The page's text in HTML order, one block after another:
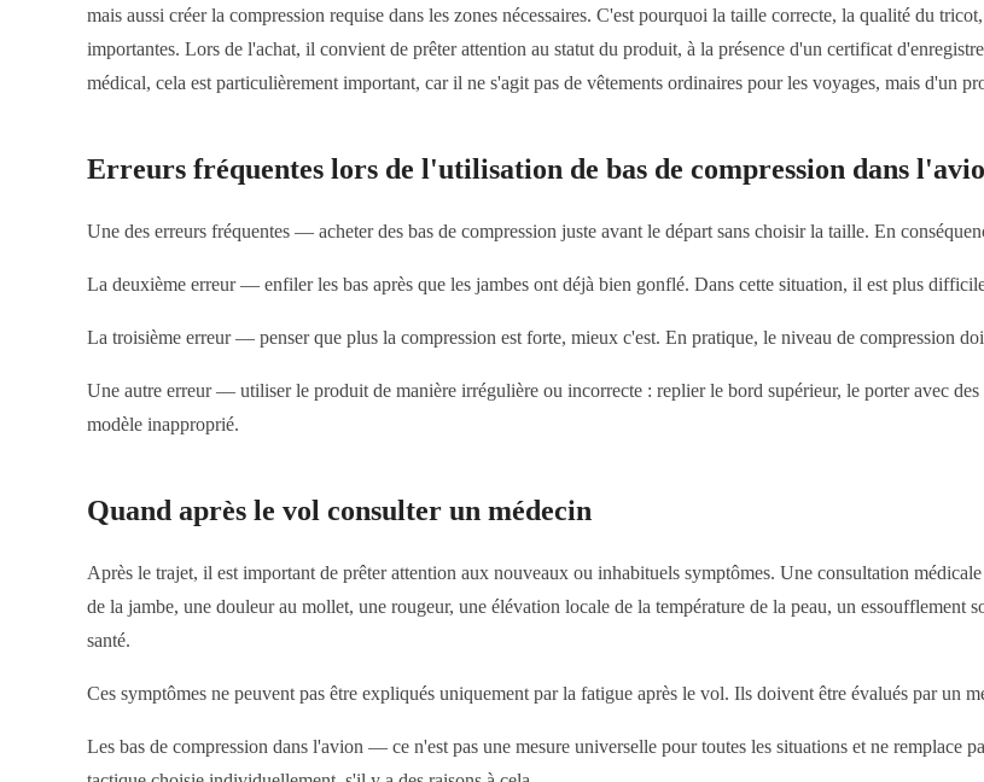
mais aussi créer la compression requise dans les zones nécessaires. C'est pourquoi la taille correcte, la qualité du
importantes. Lors de l'achat, il convient de prêter attention au statut du produit, à la présence d'un certificat
médical, cela est particulièrement important, car il ne s'agit pas de vêtements ordinaires pour les voyages, mais d'un
Erreurs fréquentes lors de l'utilisation de bas de compression dans
Une des erreurs fréquentes — acheter des bas de compression juste avant le départ sans choisir la taille. En
La deuxième erreur — enfiler les bas après que les jambes ont déjà bien gonflé. Dans cette situation, il est plus
La troisième erreur — penser que plus la compression est forte, mieux c'est. En pratique, le niveau de compression
Une autre erreur — utiliser le produit de manière irrégulière ou incorrecte : replier le bord supérieur, le porter avec
modèle inapproprié.
Quand après le vol consulter un médecin
Après le trajet, il est important de prêter attention aux nouveaux ou inhabituels symptômes. Une consultation
de la jambe, une douleur au mollet, une rougeur, une élévation locale de la température de la peau, un essoufflement
santé.
Ces symptômes ne peuvent pas être expliqués uniquement par la fatigue après le vol. Ils doivent être évalués par un
Les bas de compression dans l'avion — ce n'est pas une mesure universelle pour toutes les situations et ne remplace